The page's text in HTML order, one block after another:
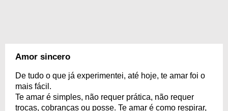
Amor sincero
De tudo o que já experimentei, até hoje, te amar foi o
mais fácil.
Te amar é simples, não requer prática, não requer
trocas, cobranças ou posse. Te amar é como respirar,